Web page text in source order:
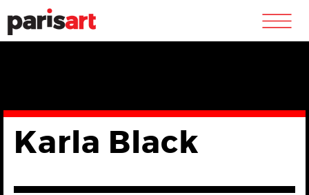
m
Karla Black